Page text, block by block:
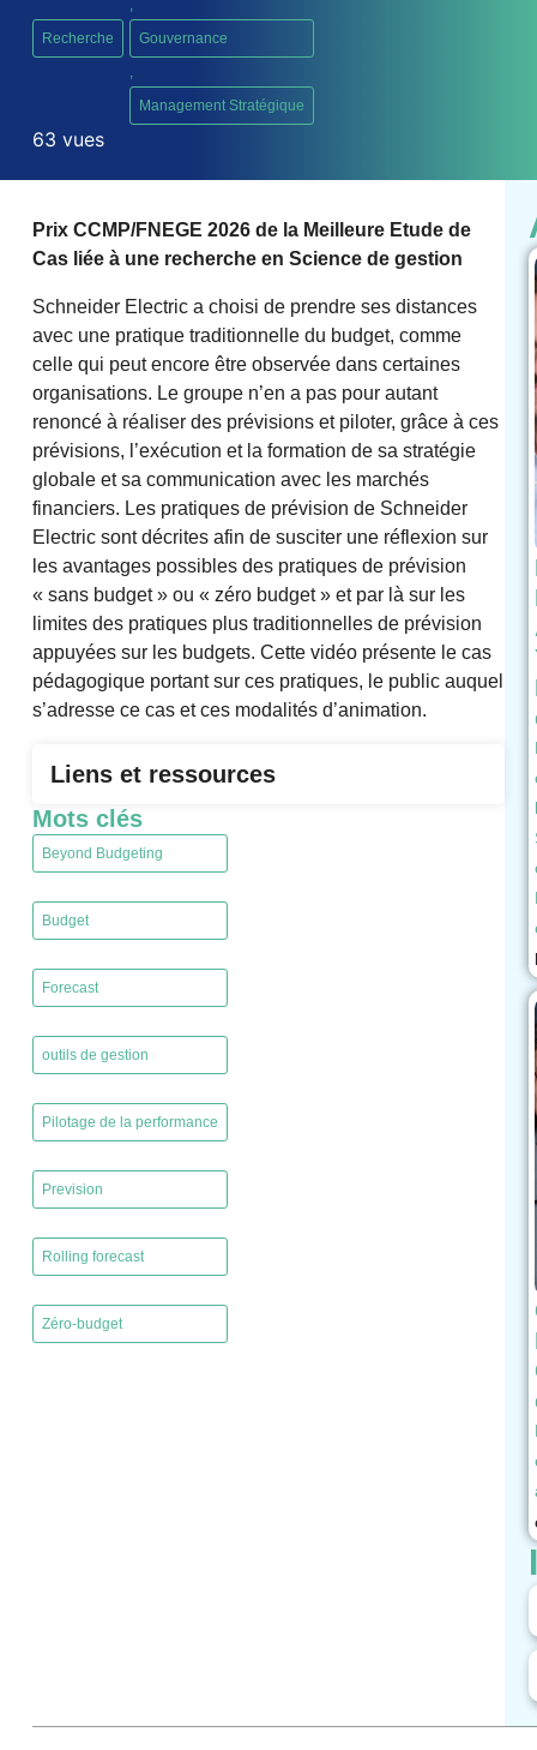
Recherche
Gouvernance
Management Stratégique
63 vues
Prix CCMP/FNEGE 2026 de la Meilleure Etude de
Cas liée à une recherche en Science de gestion
Schneider Electric a choisi de prendre ses distances
avec une pratique traditionnelle du budget, comme
celle qui peut encore être observée dans certaines
organisations. Le groupe n’en a pas pour autant
renoncé à réaliser des prévisions et piloter, grâce à ces
prévisions, l’exécution et la formation de sa stratégie
globale et sa communication avec les marchés
financiers. Les pratiques de prévision de Schneider
Electric sont décrites afin de susciter une réflexion sur
les avantages possibles des pratiques de prévision
« sans budget » ou « zéro budget » et par là sur les
limites des pratiques plus traditionnelles de prévision
appuyées sur les budgets. Cette vidéo présente le cas
pédagogique portant sur ces pratiques, le public auquel
s’adresse ce cas et ces modalités d’animation.
Liens et ressources
Mots clés
Beyond Budgeting
Budget
Forecast
outils de gestion
Pilotage de la performance
Prevision
Rolling forecast
Zéro-budget